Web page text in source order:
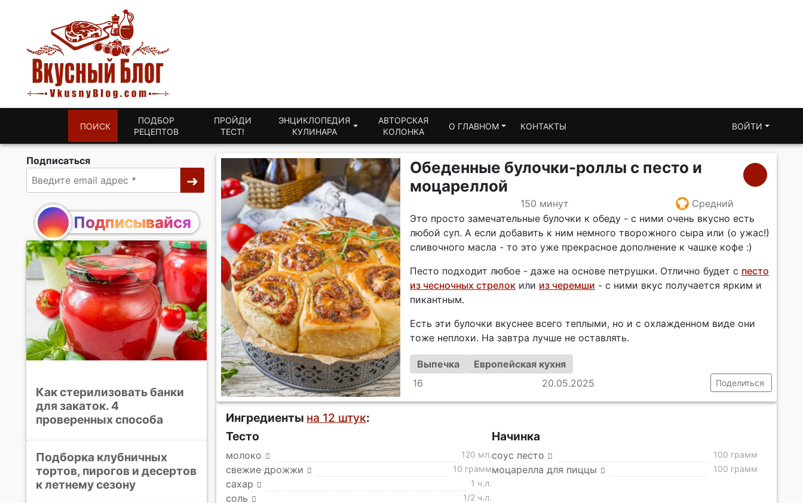
ПОИСК
ПОДБОР
РЕЦЕПТОВ
ПРОЙДИ
ТЕСТ!
ЭНЦИКЛОПЕДИЯ
КУЛИНАРА
АВТОРСКАЯ
КОЛОНКА
О ГЛАВНОМ КОНТАКТЫ ВОЙТИ
Обеденные булочки-роллы с песто и
моцареллой
150 минут
Средний
Это просто замечательные булочки к обеду - с ними очень вкусно есть
любой суп. А если добавить к ним немного творожного сыра или (о ужас!)
сливочного масла - то это уже прекрасное дополнение к чашке кофе :)
Песто подходит любое - даже на основе петрушки. Отлично будет с песто
из чесночных стрелок или из черемши - с ними вкус получается ярким и
пикантным.
Есть эти булочки вкуснее всего теплыми, но и с охлажденном виде они
тоже неплохи. На завтра лучше не оставлять.
Выпечка
Европейская кухня
16
20.05.2025 Поделиться
Ингредиенты на 12 штук:
Тесто
молоко 120 мл.
свежие дрожжи 10 грамм
сахар 1 ч.л.
соль 1/2 ч.л.
Начинка
соус песто 100 грамм
моцарелла для пиццы 100 грамм
Подписаться
Подписывайся
Как стерилизовать банки
для закаток. 4
проверенных способа
Подборка клубничных
тортов, пирогов и десертов
к летнему сезону